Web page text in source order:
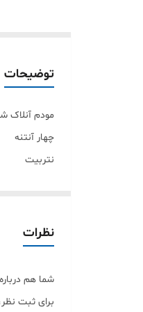
توضیحات
مودم آنلاک
چهار آنتنه
نتربیت
نظرات
شما هم
برای ثبت